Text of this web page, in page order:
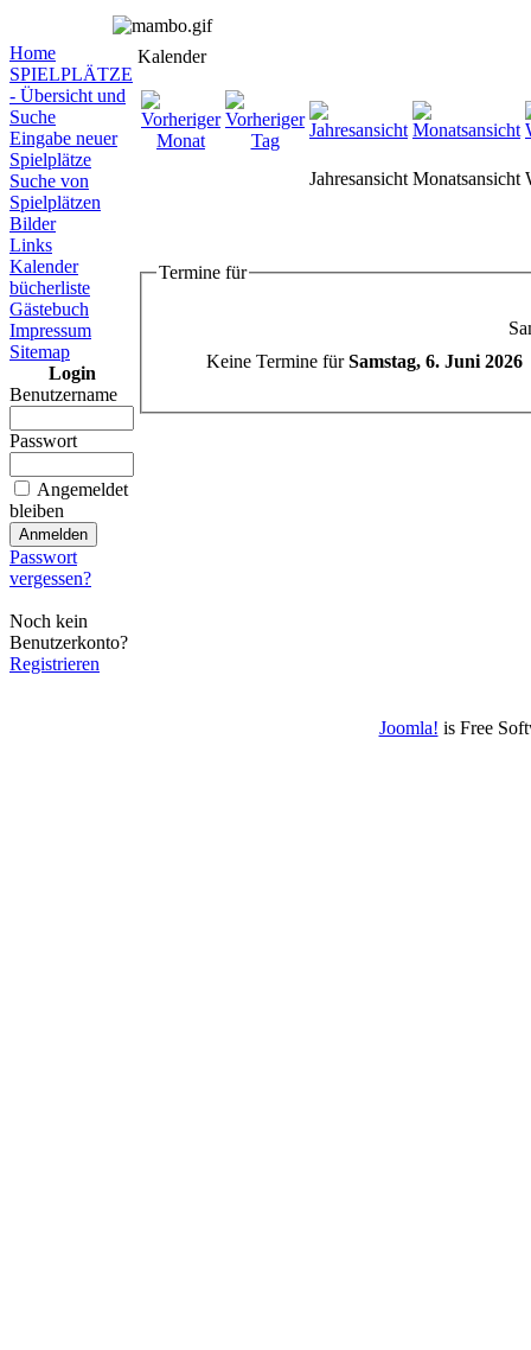
Home
SPIELPLÄTZE
- Übersicht und
Suche
Eingabe neuer
Spielplätze
Suche von
Spielplätzen
Bilder
Links
Kalender
bücherliste
Gästebuch
Impressum
Sitemap
Login
Benutzername
Passwort
Angemeldet
bleiben
Passwort
vergessen?
Noch kein
Benutzerkonto?
Registrieren
Kalender
Jahresansicht Monatsansicht
Termine für
Keine Termine fürSamstag, 6. Juni 2026
Joomla! is Free